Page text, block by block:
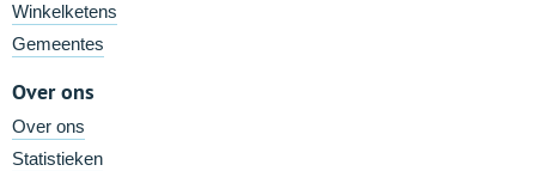
Winkelketens
Gemeentes
Over ons
Over ons
Statistieken